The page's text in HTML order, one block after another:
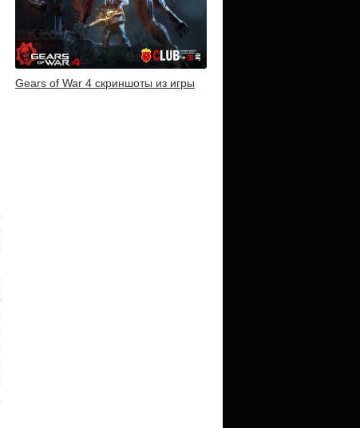
Gears of War 4 скриншоты из игры